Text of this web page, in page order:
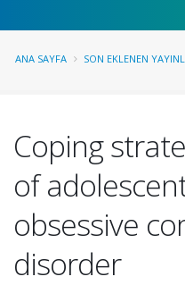
ANA SAYFA SON EKLENEN
Coping
of
obsessive
disorder